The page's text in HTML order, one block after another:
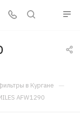
в Кургане —
AFW1290